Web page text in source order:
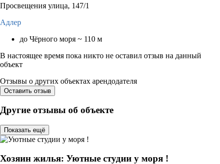
Просвещения улица, 147/1
Адлер
до Чёрного моря ~ 110 м
В настоящее время пока никто не оставил отзыв на данный
объект
Отзывы о других объектах арендодателя
Оставить отзыв
Другие отзывы об объекте
Показать ещё
Хозяин жилья: Уютные студии у моря !